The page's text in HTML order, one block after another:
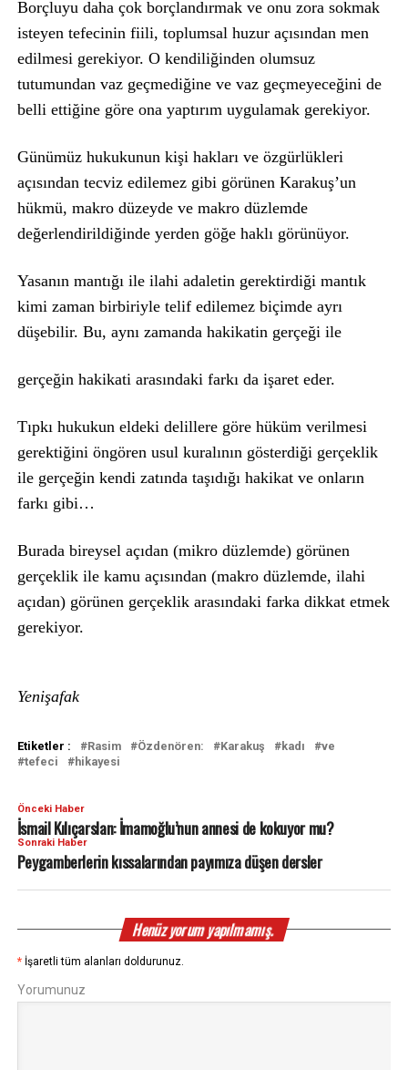
Borçluyu daha çok borçlandırmak ve onu zora sokmak
isteyen tefecinin fiili, toplumsal huzur açısından men
edilmesi gerekiyor. O kendiliğinden olumsuz
tutumundan vaz geçmediğine ve vaz geçmeyeceğini de
belli ettiğine göre ona yaptırım uygulamak gerekiyor.
Günümüz hukukunun kişi hakları ve özgürlükleri
açısından tecviz edilemez gibi görünen Karakuş’un
hükmü, makro düzeyde ve makro düzlemde
değerlendirildiğinde yerden göğe haklı görünüyor.
Yasanın mantığı ile ilahi adaletin gerektirdiği mantık
kimi zaman birbiriyle telif edilemez biçimde ayrı
düşebilir. Bu, aynı zamanda hakikatin gerçeği ile
gerçeğin hakikati arasındaki farkı da işaret eder.
Tıpkı hukukun eldeki delillere göre hüküm verilmesi
gerektiğini öngören usul kuralının gösterdiği gerçeklik
ile gerçeğin kendi zatında taşıdığı hakikat ve onların
farkı gibi…
Burada bireysel açıdan (mikro düzlemde) görünen
gerçeklik ile kamu açısından (makro düzlemde, ilahi
açıdan) görünen gerçeklik arasındaki farka dikkat etmek
gerekiyor.
Yenişafak
Etiketler : Rasim Özdenören: Karakuş kadı
ve
tefeci
hikayesi
Önceki Haber
İsmail Kılıçarslan: İmamoğlu’nun annesi de kokuyor mu?
Sonraki Haber
Peygamberlerin kıssalarından payımıza düşen dersler
Henüz yorum yapılmamış.
* İşaretli tüm alanları doldurunuz.
Yorumunuz